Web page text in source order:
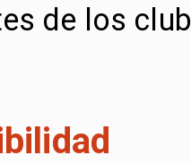
de los